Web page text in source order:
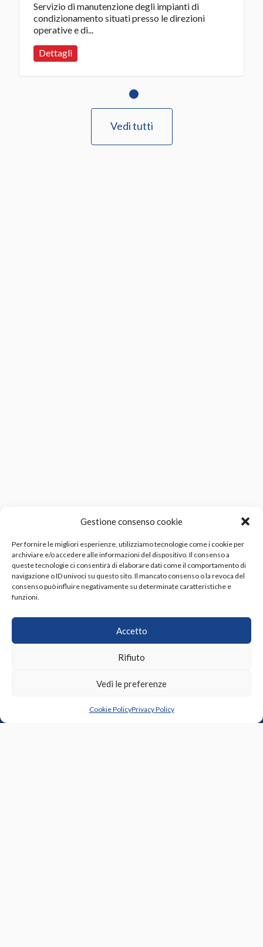
Gestione consenso cookie
Per fornire le migliori esperienze, utilizziamo tecnologie come i cookie per
archiviare e/o accedere alle informazioni del dispositivo. Il consenso a
queste tecnologie ci consentirà di elaborare dati come il comportamento di
navigazione o ID univoci su questo sito. Il mancato consenso o la revoca del
consenso può influire negativamente su determinate caratteristiche e
funzioni.
Accetto
Rifiuto
Vedi le preferenze
Cookie PolicyPrivacy Policy
Servizio di manutenzione degli impianti di
condizionamento situati presso le direzioni
operative e di...
Dettagli
Vedi tutti
Via Luigi Russo n. 2/4, 57121 Livorno LI
info@sieltech.com
P.IVA: 01204310492
REA LI-109092